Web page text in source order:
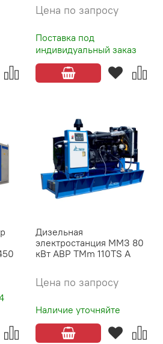
Поставка под
индивидуальный заказ
Цена по запросу
Дизельная
электростанция ММЗ 80
кВт АВР TMm 110TS A
Наличие уточняйте
Цена по запросу